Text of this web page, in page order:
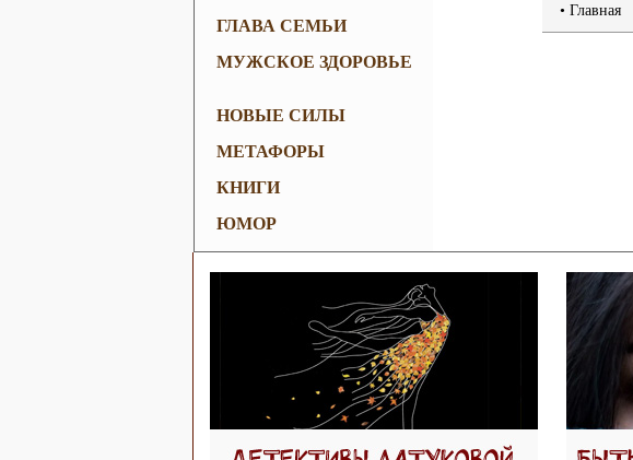
ГЛАВА СЕМЬИ
МУЖСКОЕ ЗДОРОВЬЕ
НОВЫЕ СИЛЫ
МЕТАФОРЫ
КНИГИ
ЮМОР
• Главная